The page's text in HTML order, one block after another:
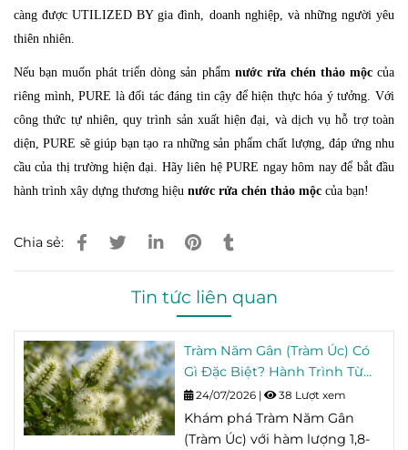
càng được UTILIZED BY gia đình, doanh nghiệp, và những người yêu
thiên nhiên.
Nếu bạn muốn phát triển dòng sản phẩm nước rửa chén thảo mộccủa
riêng mình, PURE là đối tác đáng tin cậy để hiện thực hóa ý tưởng. Với
công thức tự nhiên, quy trình sản xuất hiện đại, và dịch vụ hỗ trợ toàn
diện, PURE sẽ giúp bạn tạo ra những sản phẩm chất lượng, đáp ứng nhu
cầu của thị trường hiện đại. Hãy liên hệ PURE ngay hôm nay để bắt đầu
hành trình xây dựng thương hiệu nước rửa chén thảo mộc của bạn!
Chia sẻ:
Tin tức liên quan
Tràm Năm Gân (Tràm Úc) Có
Gì Đặc Biệt? Hành Trình Từ
Vùng Trồng Đến Chai Tinh
Dầu
24/07/2026 | 38 Lượt xem
Khám phá Tràm Năm Gân
(Tràm Úc) với hàm lượng 1,8-